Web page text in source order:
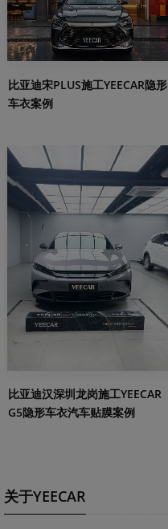
比亚迪宋PLUS施工YEECAR隐形
车衣案例
比亚迪汉深圳龙岗施工YEECAR
G5隐形车衣汽车贴膜案例
关于YEECAR